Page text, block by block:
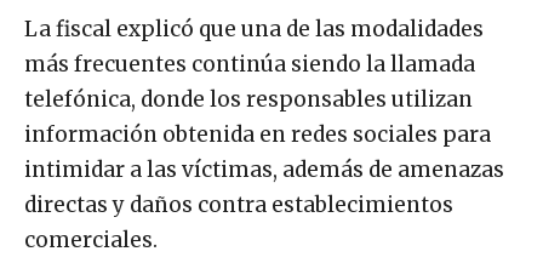
La fiscal explicó que una de las modalidades
más frecuentes continúa siendo la llamada
telefónica, donde los responsables utilizan
información obtenida en redes sociales para
intimidar a las víctimas, además de amenazas
directas y daños contra establecimientos
comerciales.